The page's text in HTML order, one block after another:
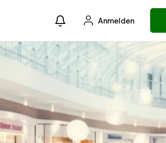
Anmelden